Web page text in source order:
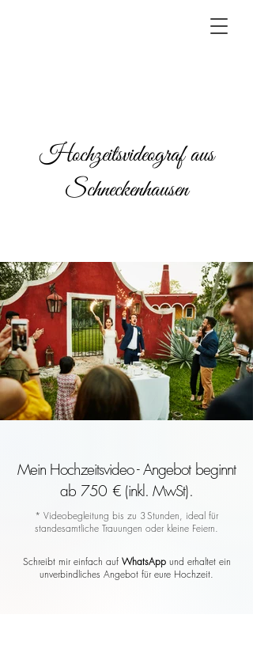
Hochzeitsvideograf aus
Schneckenhausen
Mein Hochzeitsvideo - Angebot beginnt
ab 750 € (inkl. MwSt).
* Videobegleitung bis zu 3 Stunden, ideal für
standesamtliche Trauungen oder kleine Feiern.
Schreibt mir einfach auf WhatsAppund erhaltet ein
unverbindliches Angebot für eure Hochzeit.